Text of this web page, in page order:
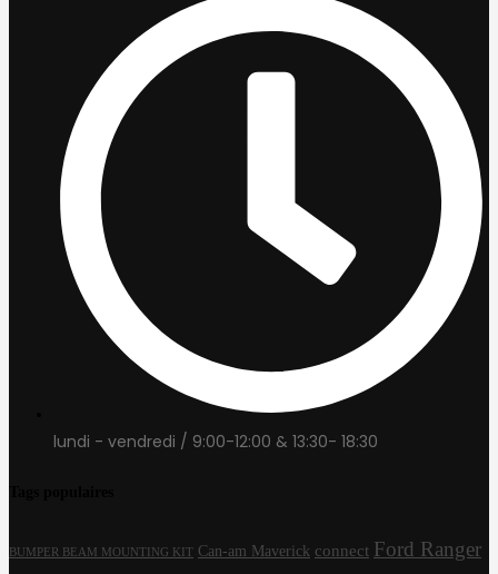
lundi - vendredi / 9:00-12:00 & 13:30- 18:30
BUMPER BEAM MOUNTING KIT Can-am Maverick connect Ford Ranger